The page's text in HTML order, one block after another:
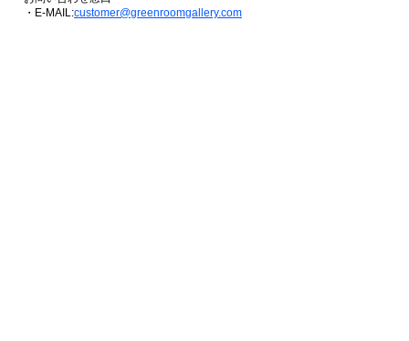
・E-MAIL:customer@greenroomgallery.com